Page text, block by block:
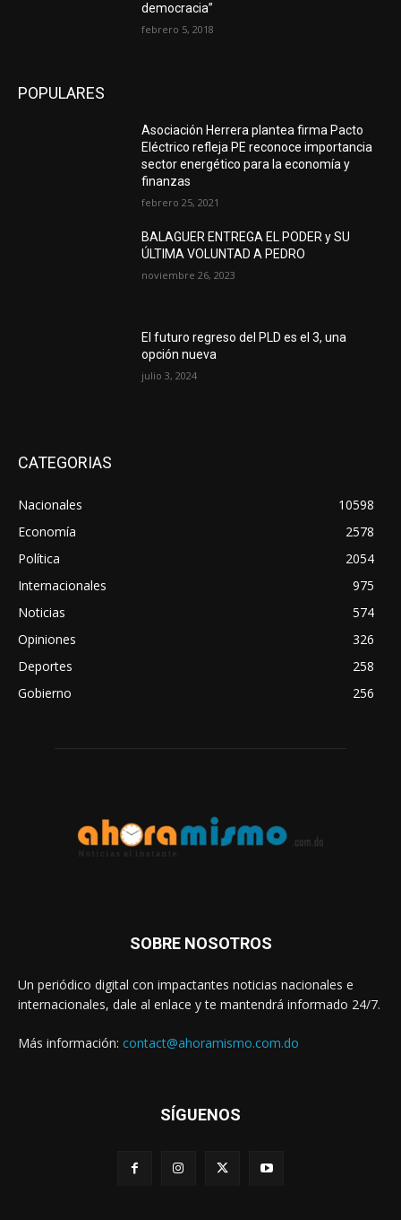
democracia”
febrero 5, 2018
POPULARES
Asociación Herrera plantea firma Pacto
Eléctrico refleja PE reconoce importancia
sector energético para la economía y
finanzas
febrero 25, 2021
BALAGUER ENTREGA EL PODER y SU
ÚLTIMA VOLUNTAD A PEDRO
noviembre 26, 2023
El futuro regreso del PLD es el 3, una
opción nueva
julio 3, 2024
CATEGORIAS
Nacionales
10598
Economía
2578
Política
2054
Internacionales
975
Noticias
574
Opiniones
326
Deportes
258
Gobierno
256
SOBRE NOSOTROS
Un periódico digital con impactantes noticias nacionales e
internacionales, dale al enlace y te mantendrá informado 24/7.
Más información: contact@ahoramismo.com.do
SÍGUENOS